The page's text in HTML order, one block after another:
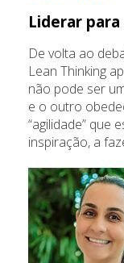
Liderar
De volta ao
Lean Thinking
não pode ser
e o outro
“agilidade” que
inspiração, a